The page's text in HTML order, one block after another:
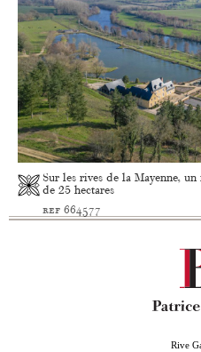
Sur les rives de la Mayenne,
de 25 hectares
ref 664577
Rive